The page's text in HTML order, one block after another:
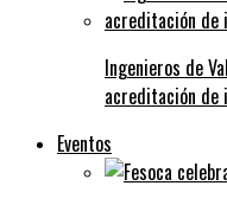
Ingenieros de
acreditación de
Eventos